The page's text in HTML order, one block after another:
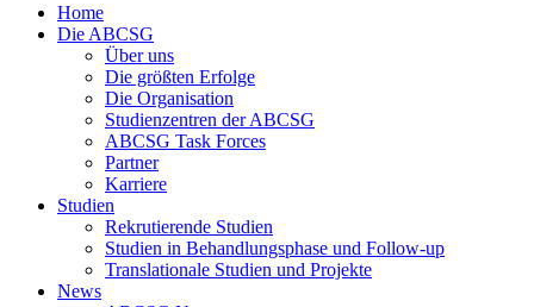
Home
Die ABCSG
Über uns
Die größten Erfolge
Die Organisation
Studienzentren der ABCSG
ABCSG Task Forces
Partner
Karriere
Studien
Rekrutierende Studien
Studien in Behandlungsphase und Follow-up
Translationale Studien und Projekte
News